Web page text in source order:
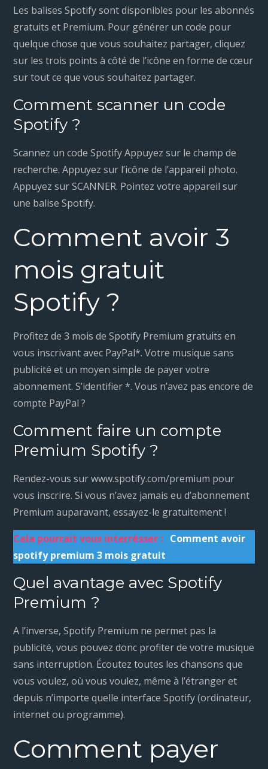
Les balises Spotify sont disponibles pour les abonnés
gratuits et Premium. Pour générer un code pour
quelque chose que vous souhaitez partager, cliquez
sur les trois points à côté de l’icône en forme de cœur
sur tout ce que vous souhaitez partager.
Comment scanner un code
Spotify ?
Scannez un code Spotify Appuyez sur le champ de
recherche. Appuyez sur l’icône de l’appareil photo.
Appuyez sur SCANNER. Pointez votre appareil sur
une balise Spotify.
Comment avoir 3
mois gratuit
Spotify ?
Profitez de 3 mois de Spotify Premium gratuits en
vous inscrivant avec PayPal*. Votre musique sans
publicité et un moyen simple de payer votre
abonnement. S’identifier *. Vous n’avez pas encore de
compte PayPal ?
Comment faire un compte
Premium Spotify ?
Rendez-vous sur www.spotify.com/premium pour
vous inscrire. Si vous n’avez jamais eu d’abonnement
Premium auparavant, essayez-le gratuitement !
Cela pourrait vous interrésser : Comment avoir
spotify premium 3 mois gratuit
Quel avantage avec Spotify
Premium ?
A l’inverse, Spotify Premium ne permet pas la
publicité, vous pouvez donc profiter de votre musique
sans interruption. Écoutez toutes les chansons que
vous voulez, où vous voulez, même à l’étranger et
depuis n’importe quelle interface Spotify (ordinateur,
internet ou programme).
Comment payer